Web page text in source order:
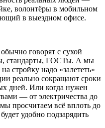
волонтёры в мобильном
в выездном офисе.
говорят с сухой
стандарты, ГОСТы. А мы
стройку надо «залететь»
реально сокращают сроки
дней. Или когда нужен
— от электричества до
просчитаем всё вплоть до
удобно подзарядить